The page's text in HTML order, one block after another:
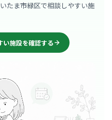
たま市緑区で相談しやすい施
い施設を確認する